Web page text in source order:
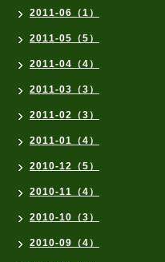
2011-06（1）
2011-05（5）
2011-04（4）
2011-03（3）
2011-02（3）
2011-01（4）
2010-12（5）
2010-11（4）
2010-10（3）
2010-09（4）